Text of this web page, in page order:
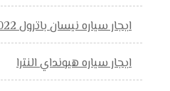
ايجار سياره نيسان باترول 2022
ايجار سياره هيونداي النترا